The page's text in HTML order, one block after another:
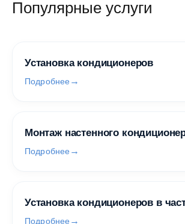
Популярные услуги
Установка кондиционеров
Подробнее
Монтаж настенного
Подробнее
Установка кондиционеров в
Подробнее